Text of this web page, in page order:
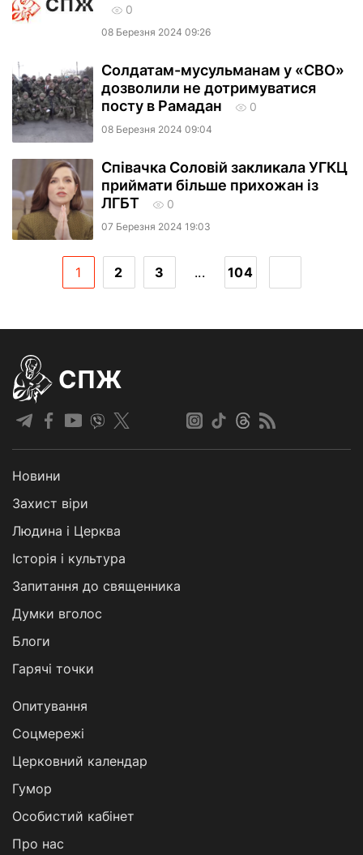
0
08 Березня 2024 09:26
Солдатам-мусульманам у «СВО»
дозволили не дотримуватися
посту в Рамадан
0
08 Березня 2024 09:04
Співачка Соловій закликала УГКЦ
приймати більше прихожан із
ЛГБТ
0
07 Березня 2024 19:03
1 2 3 ... 104
СПЖ
Новини
Захист віри
Людина і Церква
Історія і культура
Запитання до священника
Думки вголос
Блоги
Гарячі точки
Опитування
Соцмережі
Церковний календар
Гумор
Особистий кабінет
Про нас